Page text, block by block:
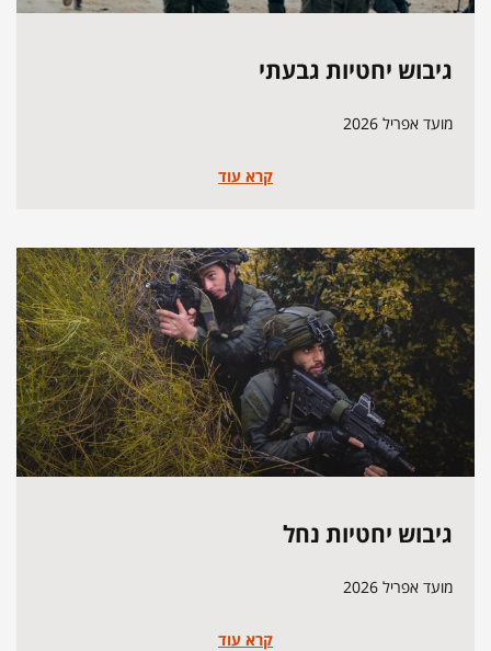
גיבוש יחטיות גבעתי
מועד אפריל 2026
קרא עוד
גיבוש יחטיות נחל
מועד אפריל 2026
קרא עוד